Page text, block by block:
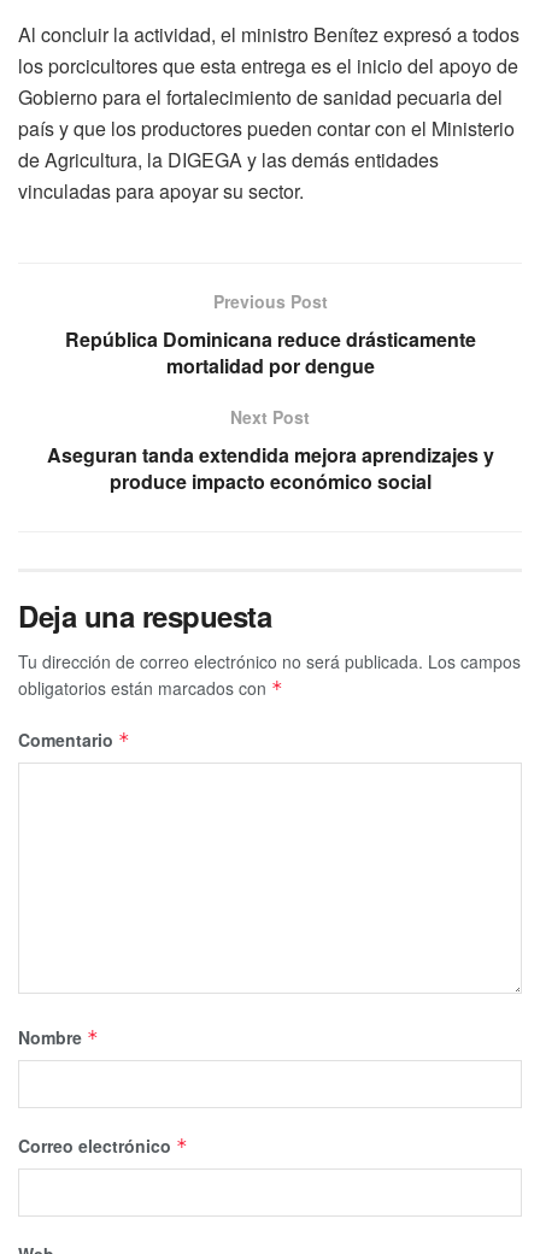
Al concluir la actividad, el ministro Benítez expresó a todos
los porcicultores que esta entrega es el inicio del apoyo de
Gobierno para el fortalecimiento de sanidad pecuaria del
país y que los productores pueden contar con el Ministerio
de Agricultura, la DIGEGA y las demás entidades
vinculadas para apoyar su sector.
Previous Post
República Dominicana reduce drásticamente
mortalidad por dengue
Next Post
Aseguran tanda extendida mejora aprendizajes y
produce impacto económico social
Deja una respuesta
Tu dirección de correo electrónico no será publicada. Los campos
obligatorios están marcados con *
Comentario *
Nombre *
Correo electrónico *